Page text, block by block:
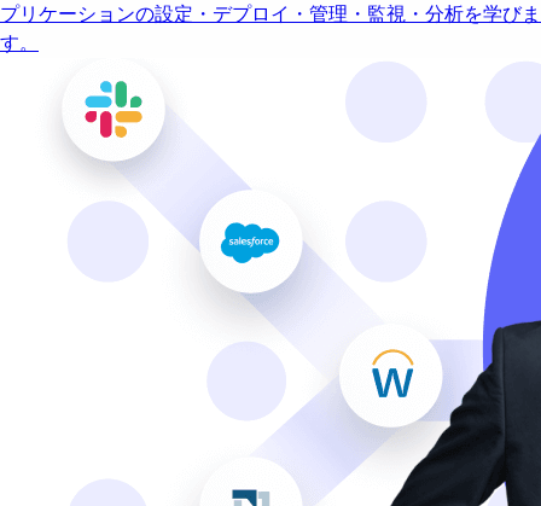
プリケーションの設定・デプロイ・管理・監視・分析を学びま
す。